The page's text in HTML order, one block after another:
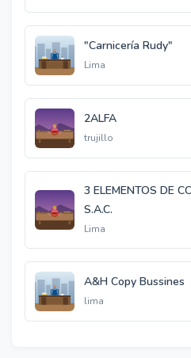
"Carnicería Rudy"
Lima
2ALFA
trujillo
3 ELEMENTOS DE
S.A.C.
Lima
A&H Copy Bussines
lima